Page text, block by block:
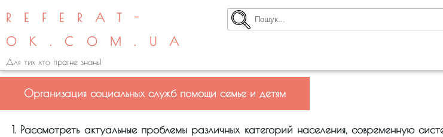
REFERAT-
OK.COM.UA
Для тих хто прагне знань!
Организация социальных служб помощи семье и детям
1. Рассмотреть актуальные проблемы различных категорий населения, современную